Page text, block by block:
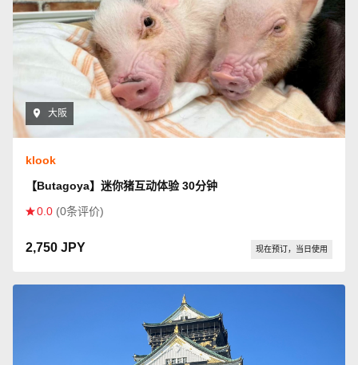
大阪
klook
【Butagoya】迷你猪互动体验 30分钟
0.0 (0条评价)
2,750 JPY 现在预订，当日使用